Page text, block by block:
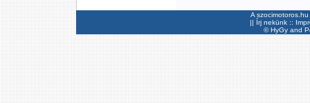
A
|| Írj nekünk ::
©HyGyand